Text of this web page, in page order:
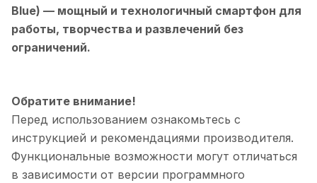
Blue) — мощный и технологичный смартфон для
работы, творчества и развлечений без
ограничений.
Обратите внимание!
Перед использованием ознакомьтесь с
инструкцией и рекомендациями производителя.
Функциональные возможности могут отличаться
в зависимости от версии программного